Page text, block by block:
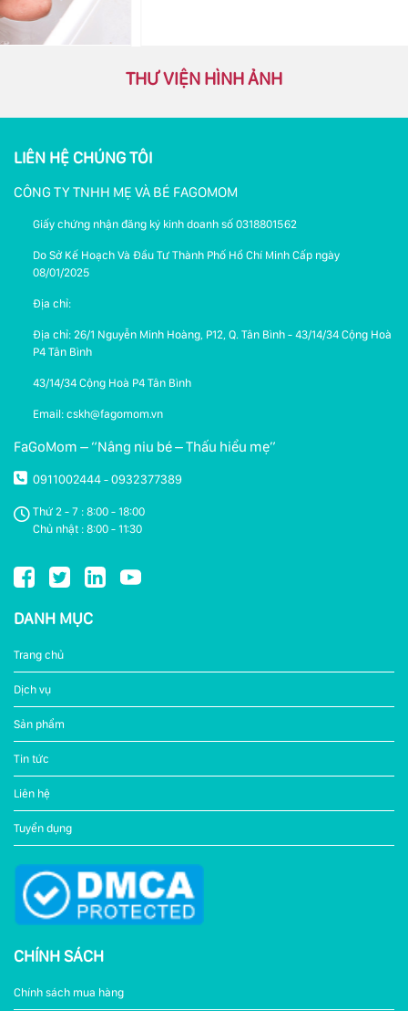
THƯ VIỆN HÌNH ẢNH
LIÊN HỆ CHÚNG TÔI
CÔNG TY TNHH MẸ VÀ BÉ FAGOMOM
Giấy chứng nhận đăng ký kinh doanh số 0318801562
Do Sở Kế Hoạch Và Đầu Tư Thành Phố Hồ Chí Minh Cấp ngày
08/01/2025
Địa chỉ:
Địa chỉ: 26/1 Nguyễn Minh Hoàng, P12, Q. Tân Bình - 43/14/34 Cộng Hoà
P4 Tân Bình
43/14/34 Cộng Hoà P4 Tân Bình
Email: cskh@fagomom.vn
FaGoMom – “Nâng niu bé – Thấu hiểu mẹ”
0911002444 - 0932377389
Thứ 2 - 7 : 8:00 - 18:00
Chủ nhật : 8:00 - 11:30
DANH MỤC
Trang chủ
Dịch vụ
Sản phẩm
Tin tức
Liên hệ
Tuyển dụng
CHÍNH SÁCH
Chính sách mua hàng